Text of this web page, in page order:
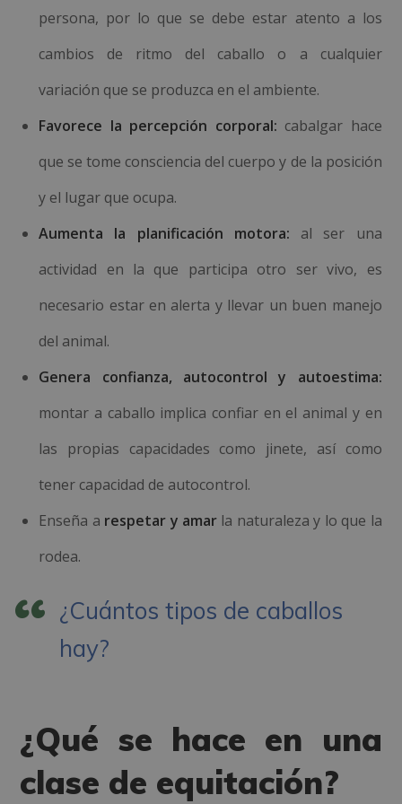
persona, por lo que se debe estar atento a los
cambios de ritmo del caballo o a cualquier
variación que se produzca en el ambiente.
Favorece la percepción corporal: cabalgar hace
que se tome consciencia del cuerpo y de la posición
y el lugar que ocupa.
Aumenta la planificación motora: al ser una
actividad en la que participa otro ser vivo, es
necesario estar en alerta y llevar un buen manejo
del animal.
Genera confianza, autocontrol y autoestima:
montar a caballo implica confiar en el animal y en
las propias capacidades como jinete, así como
tener capacidad de autocontrol.
Enseña a respetar y amarla naturaleza y lo que la
rodea.
¿Cuántos tipos de caballos
hay?
¿Qué se hace en una
clase de equitación?